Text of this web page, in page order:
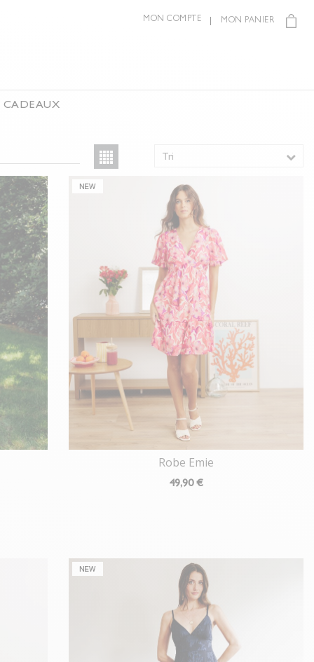
MON PANIER
MON COMPTE
CADEAUX
Tri
Robe Emie
49,90 €